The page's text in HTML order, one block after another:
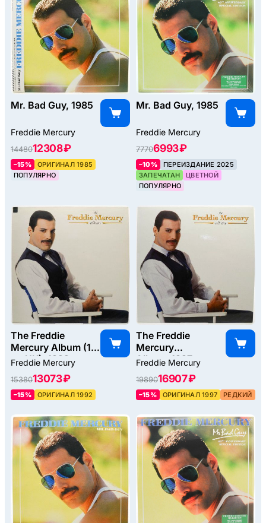
Mr. Bad Guy, 1985
Freddie Mercury
1448012308 ₽
–15%
ОРИГИНАЛ 1985
ПОПУЛЯРНО
Mr. Bad Guy, 1985
Freddie Mercury
77706993 ₽
–10%
ПЕРЕИЗДАНИЕ 2025
ЗАПЕЧАТАН
ЦВЕТНОЙ
ПОПУЛЯРНО
The Freddie
Mercury Album (1-
st, UK), 1992
Freddie Mercury
1538013073 ₽
–15% ОРИГИНАЛ 1992
The Freddie
Mercury
Album, 1997
Freddie Mercury
1989016907 ₽
–15% ОРИГИНАЛ 1997 РЕДКИЙ